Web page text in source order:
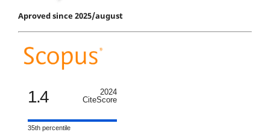
Aproved since 2025/august
1.4
2024
CiteScore
35th percentile